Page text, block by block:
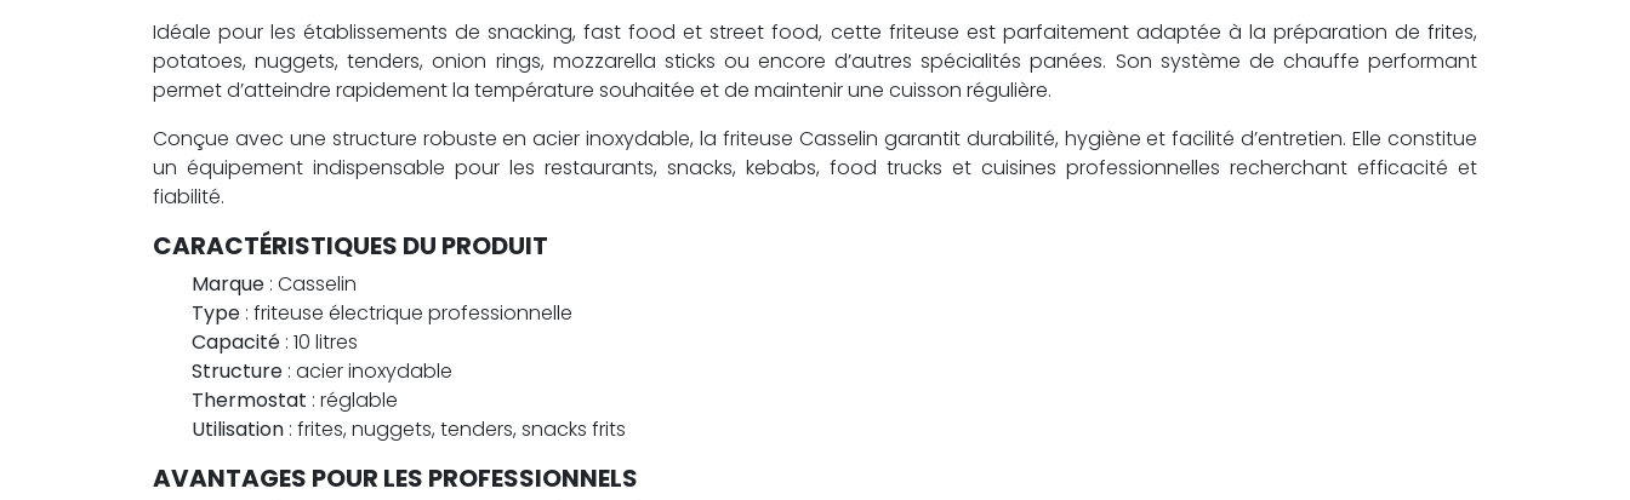
Idéale pour les établissements de snacking, fast food et street food, cette friteuse est parfaitement adaptée à la préparation de frites,
potatoes, nuggets, tenders, onion rings, mozzarella sticks ou encore d’autres spécialités panées. Son système de chauffe performant
permet d’atteindre rapidement la température souhaitée et de maintenir une cuisson régulière.
Conçue avec une structure robuste en acier inoxydable, la friteuse Casselin garantit durabilité, hygiène et facilité d’entretien. Elle constitue
un équipement indispensable pour les restaurants, snacks, kebabs, food trucks et cuisines professionnelles recherchant efficacité et
fiabilité.
CARACTÉRISTIQUES DU PRODUIT
Marque : Casselin
Type : friteuse électrique professionnelle
Capacité : 10 litres
Structure : acier inoxydable
Thermostat : réglable
Utilisation : frites, nuggets, tenders, snacks frits
AVANTAGES POUR LES PROFESSIONNELS